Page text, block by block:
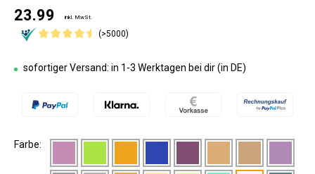
23.99 inkl. MwSt.
(>5000)
sofortiger Versand: in 1-3 Werktagen bei dir (in DE)
Farbe: